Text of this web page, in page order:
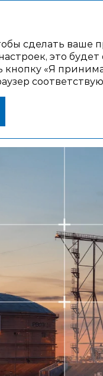
Основные
сделать
это
кнопку «Я